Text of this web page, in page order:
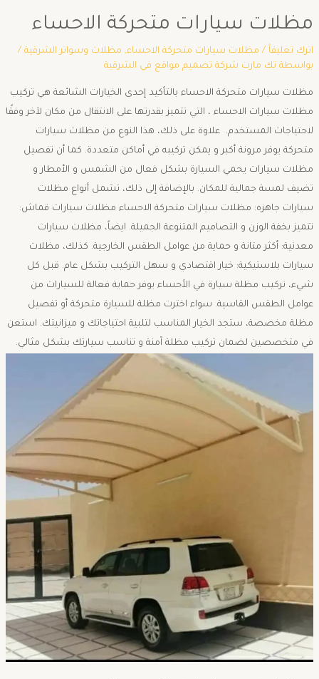
مظلات سيارات متحركة الاحساء
اترك تعليقاً / مظلات سيارات متحركة الاحساء, مظلات وسواتر الشرقية/
بواسطة تك مارت شركة تصميم مواقع في الشرقية
مظلات سيارات متحركة الاحساء بالتأكيد إحدى الخيارات الشائعة هي تركيب
مظلات سيارات الاحساء ، التي تتميز بقدرتها على الانتقال من مكان لآخر وفقًا
لاحتياجات المستخدم. علاوة على ذلك، هذا النوع من مظلات سيارات
متحركة يوفر مرونة أكبر و يمكن تركيبه في أماكن متعددة. كما أن تفصيل
مظلات سيارات يحمي السيارة بشكل فعال من الشمس و الأمطار و
تضيف لمسة جمالية للمكان. بالإضافة إلى ذلك، تشمل أنواع مظلات
سيارات جاهزه: مظلات سيارات متحركة الاحساء مظلات سيارات قماش:
تتميز بخفة الوزن و التصاميم المتنوعة الجميلة. ايضاً، مظلات سيارات
معدنية: أكثر متانة و حماية من عوامل الطقس الخارجية. كذلك، مظلات
سيارات بلاستيكية: خيار اقتصادي و سهل التركيب بشكل عام. قبل كل
شيء، تركيب مظلة سيارة في الأحساء يوفر حماية فعالة للسيارات من
عوامل الطقس القاسية. سواء اخترت مظلة للسيارة متحركة أو تفصيل
مظلة مخصصة، ستجد الخيار المناسب لتلبية احتياجاتك و ميزانيتك. استعن
في متخصصين لضمان تركيب مظلة آمنة و تناسب سيارتك بشكل مثالي.